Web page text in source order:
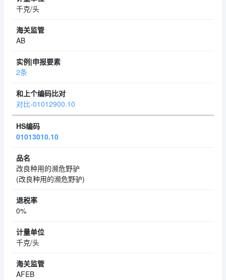
千克/头
AB
2条
对比-01012900.10
01013010.10
改良种用的濒危野驴
(改良种用的濒危野驴)
0%
千克/头
AFEB